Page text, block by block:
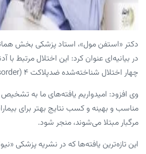
دکتر «استفن مول»، استاد پزشکی بخش
در بیانیه‌ای عنوان کرد: این اختلال مرتبط با
چهار اختلال شناخته‌شده ضدپلاکت ۴ (anti-PF۴ Disorder) است.
وی افزود: امیدواریم یافته‌های ما به تشخیص
مناسب و بهینه و کسب نتایج بهتر برای
مرگبار مبتلا می‌شوند، منجر شود.
این تازه‌ترین یافته‌ها که در نشریه پزشکی